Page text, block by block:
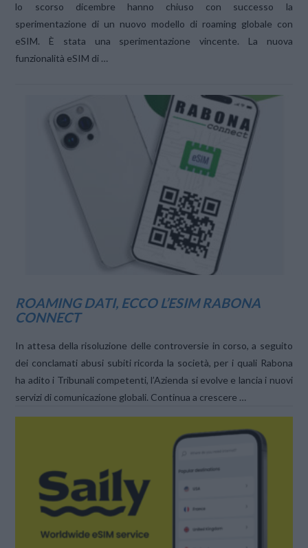
VIEW POST
lo scorso dicembre hanno chiuso con successo la
sperimentazione di un nuovo modello di roaming globale con
eSIM. È stata una sperimentazione vincente. La nuova
funzionalità eSIM di …
ROAMING DATI, ECCO L’ESIM RABONA
CONNECT
In attesa della risoluzione delle controversie in corso, a seguito
dei conclamati abusi subiti ricorda la società, per i quali Rabona
ha adito i Tribunali competenti, l’Azienda si evolve e lancia i nuovi
servizi di comunicazione globali. Continua a crescere …